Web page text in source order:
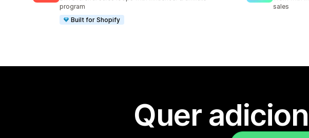
program
Built for Shopify
sales
Quer